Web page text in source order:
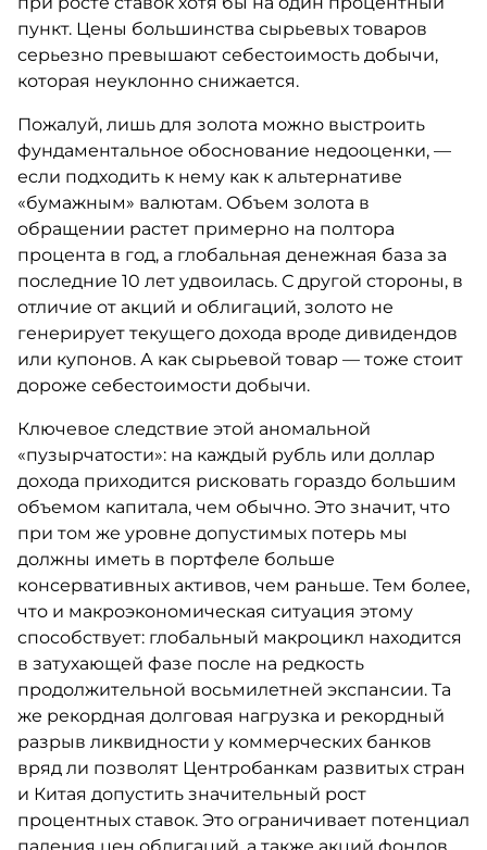
пункт. Цены большинства сырьевых товаров
серьезно превышают себестоимость добычи,
которая неуклонно снижается.
Пожалуй, лишь для золота можно выстроить
фундаментальное обоснование недооценки, —
если подходить к нему как к альтернативе
«бумажным» валютам. Объем золота в
обращении растет примерно на полтора
процента в год, а глобальная денежная база за
последние 10 лет удвоилась. С другой стороны, в
отличие от акций и облигаций, золото не
генерирует текущего дохода вроде дивидендов
или купонов. А как сырьевой товар — тоже стоит
дороже себестоимости добычи.
Ключевое следствие этой аномальной
«пузырчатости»: на каждый рубль или доллар
дохода приходится рисковать гораздо большим
объемом капитала, чем обычно. Это значит, что
при том же уровне допустимых потерь мы
должны иметь в портфеле больше
консервативных активов, чем раньше. Тем более,
что и макроэкономическая ситуация этому
способствует: глобальный макроцикл находится
в затухающей фазе после на редкость
продолжительной восьмилетней экспансии. Та
же рекордная долговая нагрузка и рекордный
разрыв ликвидности у коммерческих банков
вряд ли позволят Центробанкам развитых стран
и Китая допустить значительный рост
процентных ставок. Это ограничивает потенциал